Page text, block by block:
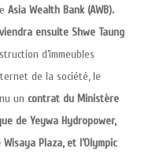
Asia Wealth Bank (AWB).
ensuite Shwe Taung
d’immeubles
de la société, le
un contrat du Ministère
de Yeywa Hydropower,
Plaza, et l’Olympic